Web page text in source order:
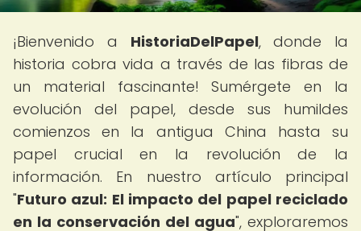
¡Bienvenido a HistoriaDelPapel, donde la
historia cobra vida a través de las fibras de
un material fascinante! Sumérgete en la
evolución del papel, desde sus humildes
comienzos en la antigua China hasta su
papel crucial en la revolución de la
información. En nuestro artículo principal
"Futuro azul: El impacto del papel reciclado
en la conservación del agua", exploraremos